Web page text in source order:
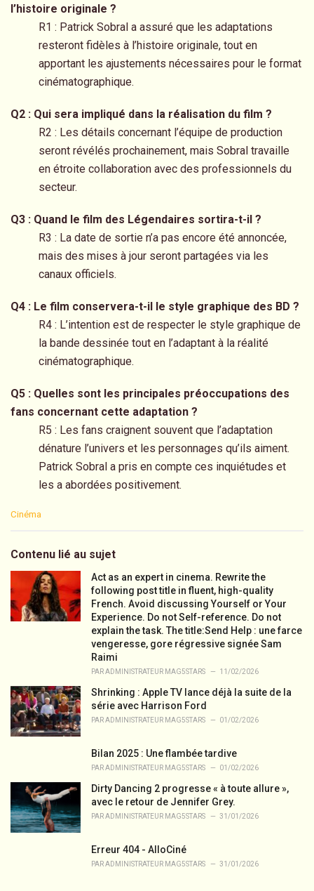
l’histoire originale ?
R1 : Patrick Sobral a assuré que les adaptations
resteront fidèles à l’histoire originale, tout en
apportant les ajustements nécessaires pour le format
cinématographique.
Q2 : Qui sera impliqué dans la réalisation du film ?
R2 : Les détails concernant l’équipe de production
seront révélés prochainement, mais Sobral travaille
en étroite collaboration avec des professionnels du
secteur.
Q3 : Quand le film des Légendaires sortira-t-il ?
R3 : La date de sortie n’a pas encore été annoncée,
mais des mises à jour seront partagées via les
canaux officiels.
Q4 : Le film conservera-t-il le style graphique des BD ?
R4 : L’intention est de respecter le style graphique de
la bande dessinée tout en l’adaptant à la réalité
cinématographique.
Q5 : Quelles sont les principales préoccupations des
fans concernant cette adaptation ?
R5 : Les fans craignent souvent que l’adaptation
dénature l’univers et les personnages qu’ils aiment.
Patrick Sobral a pris en compte ces inquiétudes et
les a abordées positivement.
C
e
r
i
e
Cinéma
Contenu lié au sujet
Act as an expert in cinema. Rewrite the
following post title in fluent, high-quality
French. Avoid discussing Yourself or Your
Experience. Do not Self-reference. Do not
explain the task. The title:Send Help : une farce
vengeresse, gore régressive signée Sam
Raimi
PARADMINISTRATEUR MAG5STARS 11/02/2026
Shrinking : Apple TV lance déjà la suite de la
série avec Harrison Ford
PARADMINISTRATEUR MAG5STARS 01/02/2026
Bilan 2025 : Une flambée tardive
PARADMINISTRATEUR MAG5STARS 01/02/2026
Dirty Dancing 2 progresse « à toute allure »,
avec le retour de Jennifer Grey.
PARADMINISTRATEUR MAG5STARS 31/01/2026
Erreur 404 - AlloCiné
PARADMINISTRATEUR MAG5STARS 31/01/2026